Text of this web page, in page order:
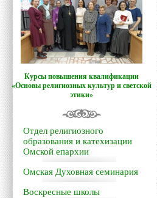
Курсы повышения квалификации
«Основы религиозных культур и светской
этики»
Отдел религиозного
образования и катехизации
Омской епархии
Омская Духовная семинария
Воскресные школы